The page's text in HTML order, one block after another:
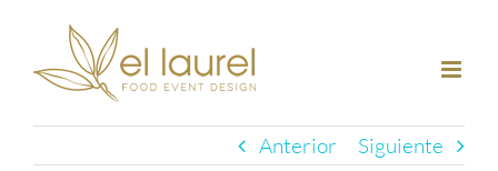
contenido
Anterior Siguiente